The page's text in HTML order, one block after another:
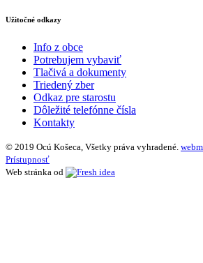
Užitočné odkazy
Info z obce
Potrebujem vybaviť
Tlačivá a dokumenty
Triedený zber
Odkaz pre starostu
Dôležité telefónne čísla
Kontakty
© 2019 Ocú Košeca, Všetky práva vyhradené.
Prístupnosť
Web stránka od